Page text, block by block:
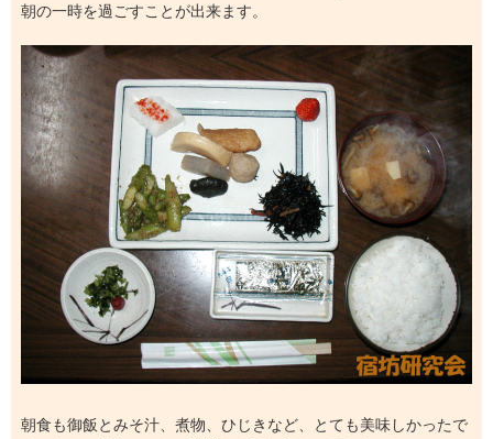
朝の一時を過ごすことが出来ます。
朝食も御飯とみそ汁、煮物、ひじきなど、とても美味しかったで